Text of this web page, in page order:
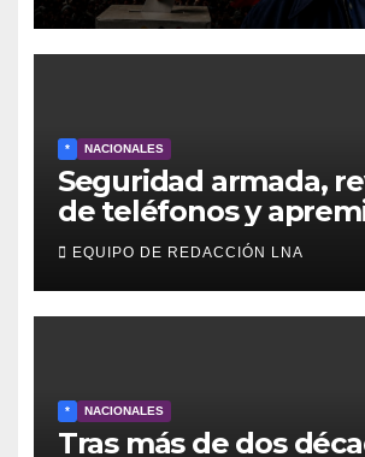
para elegir un nuevo
gobierno
* NACIONALES
Seguridad armada,
de teléfonos y
prensa en el reinicio
diálogo venezolano
EQUIPO DE REDACCIÓN LNA
* NACIONALES
Tras más de dos